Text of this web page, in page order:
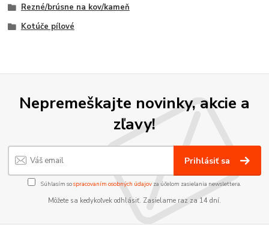
Rezné/brúsne na kov/kameň
Kotúče pílové
Nepremeškajte novinky, akcie a
zľavy!
Prihlásiť sa
Súhlasím sospracovaním osobných údajov za účelom zasielania newslettera.
Môžete sa kedykoľvek odhlásiť. Zasielame raz za 14 dní.